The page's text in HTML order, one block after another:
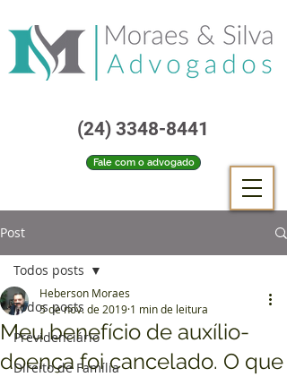
Fale com o advogado
(24) 3348-8441
Post
Todos posts
Previdenciário
Direito de Família
Todos posts
Meu benefício de auxílio-
doença foi cancelado. O que
Heberson Moraes
5 de nov. de 2019 1 min de leitura